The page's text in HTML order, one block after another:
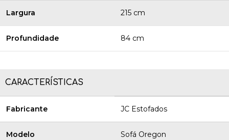
Largura 215 cm
Profundidade 84 cm
CARACTERÍSTICAS
Fabricante JC Estofados
Modelo Sofá Oregon